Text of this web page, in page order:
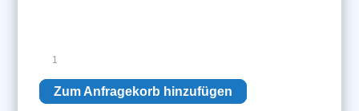
Modul
Menge
Zum Anfragekorb hinzufügen